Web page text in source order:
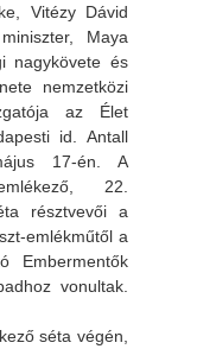
Vitézy Dávid
Maya
nagykövete és
nemzetközi
az Élet
id. Antall
17-én. A
22.
résztvevői a
emlékműtől a
Embermentők
vonultak.
séta végén,